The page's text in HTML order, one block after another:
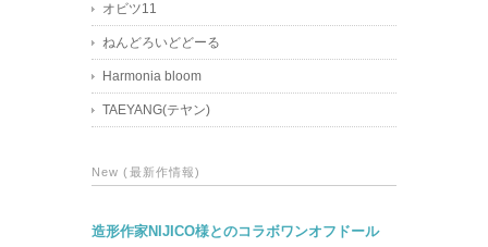
オビツ11
ねんどろいどどーる
Harmonia bloom
TAEYANG(テヤン)
New (最新作情報)
造形作家NIJICO様とのコラボワンオフドール